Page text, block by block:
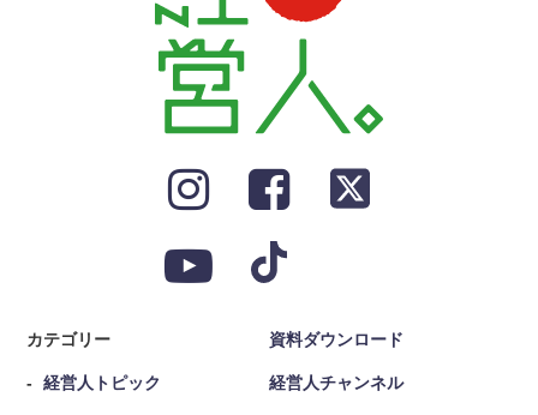
カテゴリー
経営人トピック
資料ダウンロード
経営人チャンネル